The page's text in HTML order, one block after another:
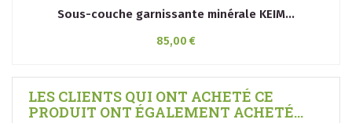
Sous-couche garnissante minérale KEIM...
85,00 €
LES CLIENTS QUI ONT ACHETÉ CE
PRODUIT ONT ÉGALEMENT ACHETÉ...